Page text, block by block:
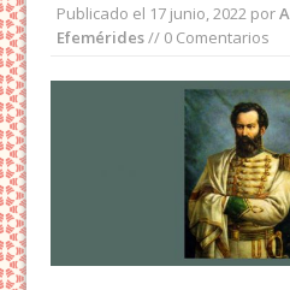
Publicado el 17 junio, 2022 por
Efemérides// 0 Comentarios